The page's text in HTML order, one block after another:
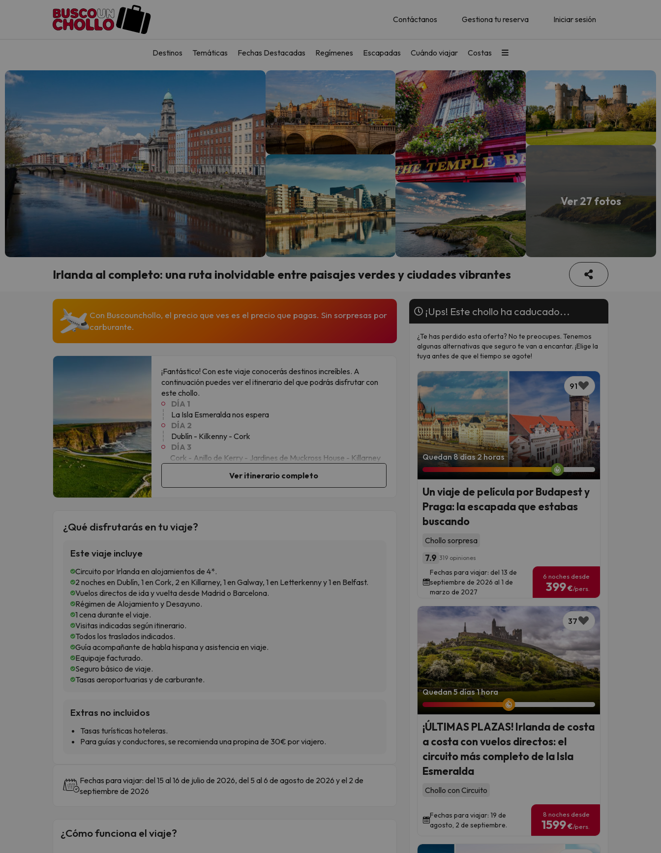
Contáctanos Gestiona tu reserva Iniciar sesión
Destinos Temáticas Fechas Destacadas Regímenes Escapadas Cuándo viajar Costas
Ver 27 fotos
Irlanda al completo: una ruta inolvidable entre paisajes verdes y ciudades vibrantes
Con Buscounchollo, el precio que ves es el precio que pagas. Sin sorpresas por
carburante.
¡Fantástico! Con este viaje conocerás destinos increíbles. A
continuación puedes ver el itinerario del que podrás disfrutar con
este chollo.
DÍA 1
La Isla Esmeralda nos espera
DÍA 2
Dublín - Kilkenny - Cork
DÍA 3
Cork - Anillo de Kerry - Jardines de Muckross House - Killarney
Ver itinerario completo
¿Qué disfrutarás en tu viaje?
Este viaje incluye
Circuito por Irlanda en alojamientos de 4*.
2 noches en Dublín, 1 en Cork, 2 en Killarney, 1 en Galway, 1 en Letterkenny y 1 en Belfast.
Vuelos directos de ida y vuelta desde Madrid o Barcelona.
Régimen de Alojamiento y Desayuno.
1 cena durante el viaje.
Visitas indicadas según itinerario.
Todos los traslados indicados.
Guía acompañante de habla hispana y asistencia en viaje.
Equipaje facturado.
Seguro básico de viaje.
Tasas aeroportuarias y de carburante.
Extras no incluidos
Tasas turísticas hoteleras.
Para guías y conductores, se recomienda una propina de 30€ por viajero.
Fechas para viajar: del 15 al 16 de julio de 2026, del 5 al 6 de agosto de 2026 y el 2 de
septiembre de 2026
¿Cómo funciona el viaje?
¡Ups! Este chollo ha caducado...
¿Te has perdido esta oferta? No te preocupes. Tenemos
algunas alternativas que seguro te van a encantar. ¡Elige la
tuya antes de que el tiempo se agote!
91
Quedan 8 días 2 horas
Un viaje de película por Budapest y
Praga: la escapada que estabas
buscando
Chollo sorpresa
7.9 319 opiniones
Fechas para viajar: del 13 de
septiembre de 2026 al 1 de
marzo de 2027
6 noches desde
399€/pers.
37
Quedan 5 días 1 hora
¡ÚLTIMAS PLAZAS! Irlanda de costa
a costa con vuelos directos: el
circuito más completo de la Isla
Esmeralda
Chollo con Circuito
Fechas para viajar: 19 de
agosto, 2 de septiembre.
8 noches desde
1599€/pers.